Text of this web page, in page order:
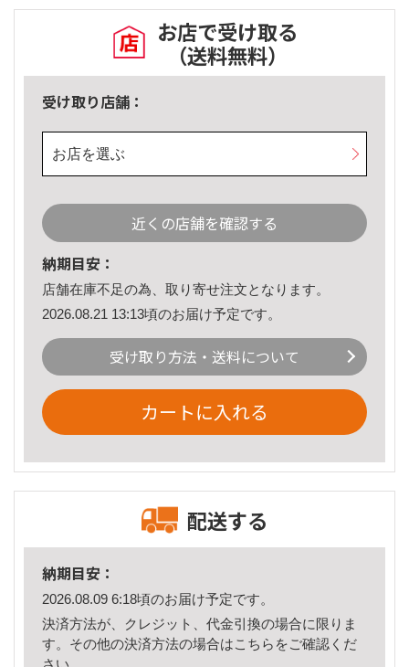
お店で受け取る
（送料無料）
受け取り店舗：
お店を選ぶ
近くの店舗を確認する
納期目安：
店舗在庫不足の為、取り寄せ注文となります。
2026.08.21 13:13頃のお届け予定です。
受け取り方法・送料について
カートに入れる
配送する
納期目安：
2026.08.09 6:18頃のお届け予定です。
決済方法が、クレジット、代金引換の場合に限りま
す。その他の決済方法の場合はこちら をご確認くだ
さい。